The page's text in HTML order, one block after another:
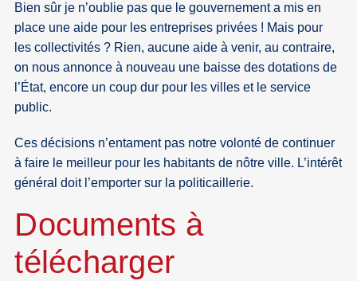
Bien sûr je n’oublie pas que le gouvernement a mis en
place une aide pour les entreprises privées ! Mais pour
les collectivités ? Rien, aucune aide à venir, au contraire,
on nous annonce à nouveau une baisse des dotations de
l’État, encore un coup dur pour les villes et le service
public.
Ces décisions n’entament pas notre volonté de continuer
à faire le meilleur pour les habitants de nôtre ville. L’intérêt
général doit l’emporter sur la politicaillerie.
Documents à
télécharger